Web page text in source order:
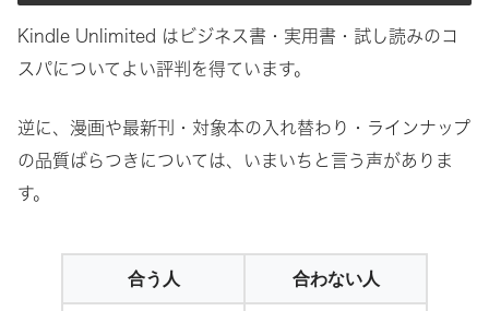
Kindle Unlimited はビジネス書・実用書・試し読みのコ
スパについてよい評判を得ています。
逆に、漫画や最新刊・対象本の入れ替わり・ラインナップ
の品質ばらつきについては、いまいちと言う声がありま
す。
合う人 合わない人